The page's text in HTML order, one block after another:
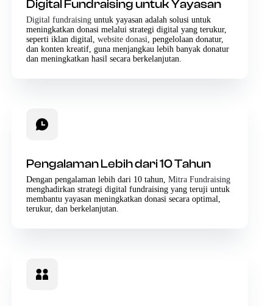
Digital Fundraising untuk Yayasan
Digital fundraising untuk yayasan adalah solusi untuk
meningkatkan donasi melalui strategi digital yang terukur,
seperti iklan digital, website donasi , pengelolaan donatur,
dan konten kreatif, guna menjangkau lebih banyak donatur
dan meningkatkan hasil secara berkelanjutan.
Pengalaman Lebih dari 10 Tahun
Dengan pengalaman lebih dari 10 tahun, Mitra Fundraising
menghadirkan strategi digital fundraising yang teruji untuk
membantu yayasan meningkatkan donasi secara optimal,
terukur, dan berkelanjutan.